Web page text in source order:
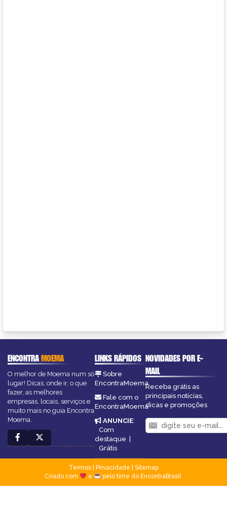
ENCONTRAMOEMA
O melhor de Moema num só
lugar! Dicas, onde ir, o que
fazer, as melhores
empresas, locais, serviços e
muito mais no guia Encontra
Moema.
LINKS RÁPIDOS
Sobre
EncontraMoema
Fale com o
EncontraMoema
ANUNCIE:
Com
destaque |
Grátis
NOVIDADES POR E-
MAIL
Receba grátis as
principais notícias,
dicas e promoções
Termos| Privacidade
Sitemap
Criado com
e pelo time do EncontraBrasil